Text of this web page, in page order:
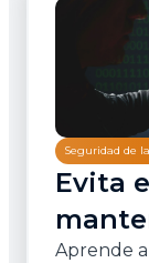
Seguridad de
Evita
Aprende